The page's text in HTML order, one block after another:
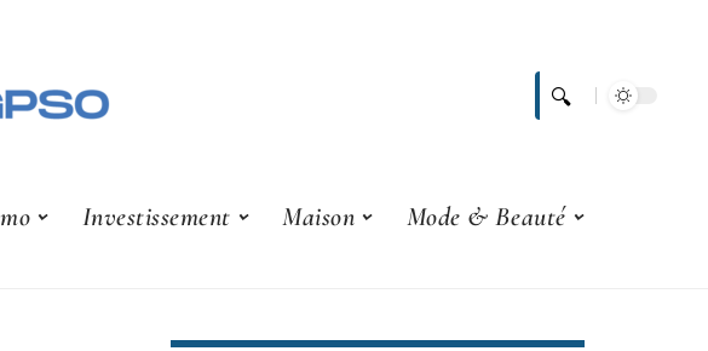
Investissement Maison
Mode & Beauté